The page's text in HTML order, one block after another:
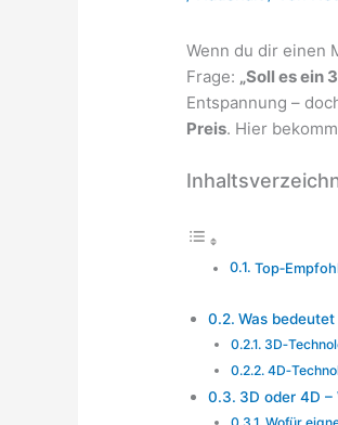
Wenn du dir einen
Frage: „Soll es ein
Entspannung –
Preis. Hier
Was
3D oder 4D –